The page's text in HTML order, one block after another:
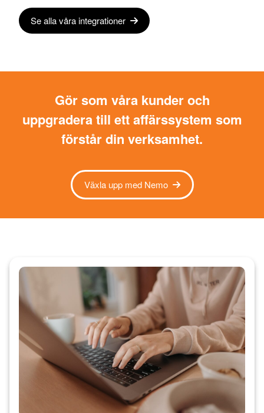
Se alla våra integrationer
Gör som våra kunder och
uppgradera till ett affärssystem som
förstår din verksamhet.
Växla upp med Nemo